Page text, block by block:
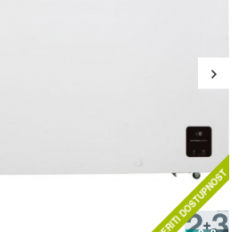
PROVERITI DOSTUPNOST